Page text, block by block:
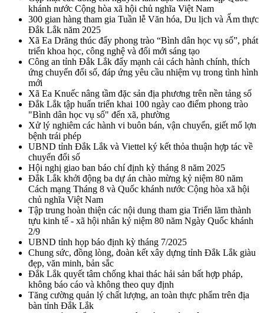
khánh nước Cộng hòa xã hội chủ nghĩa Việt Nam
300 gian hàng tham gia Tuần lễ Văn hóa, Du lịch và Ẩm thực
Đắk Lắk năm 2025
Xã Ea Drăng thúc đẩy phong trào “Bình dân học vụ số”, phát
triển khoa học, công nghệ và đổi mới sáng tạo
Công an tỉnh Đắk Lắk đẩy mạnh cải cách hành chính, thích
ứng chuyển đổi số, đáp ứng yêu cầu nhiệm vụ trong tình hình
mới
Xã Ea Knuếc nâng tầm đặc sản địa phương trên nền tảng số
Đắk Lắk tập huấn triển khai 100 ngày cao điểm phong trào
"Bình dân học vụ số" đến xã, phường
Xử lý nghiêm các hành vi buôn bán, vận chuyển, giết mổ lợn
bệnh trái phép
UBND tỉnh Đắk Lắk và Viettel ký kết thỏa thuận hợp tác về
chuyển đổi số
Hội nghị giao ban báo chí định kỳ tháng 8 năm 2025
Đắk Lắk khởi động ba dự án chào mừng kỷ niệm 80 năm
Cách mạng Tháng 8 và Quốc khánh nước Cộng hòa xã hội
chủ nghĩa Việt Nam
Tập trung hoàn thiện các nội dung tham gia Triển lãm thành
tựu kinh tế - xã hội nhân kỷ niệm 80 năm Ngày Quốc khánh
2/9
UBND tỉnh họp báo định kỳ tháng 7/2025
Chung sức, đồng lòng, đoàn kết xây dựng tỉnh Đắk Lắk giàu
đẹp, văn minh, bản sắc
Đắk Lắk quyết tâm chống khai thác hải sản bất hợp pháp,
không báo cáo và không theo quy định
Tăng cường quản lý chất lượng, an toàn thực phẩm trên địa
bàn tỉnh Đắk Lắk